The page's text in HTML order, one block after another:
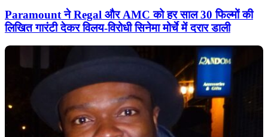
Paramount ने Regal और AMC को हर साल 30 फिल्मों की
लिखित गारंटी देकर विलय-विरोधी सिनेमा मोर्चे में दरार डाली